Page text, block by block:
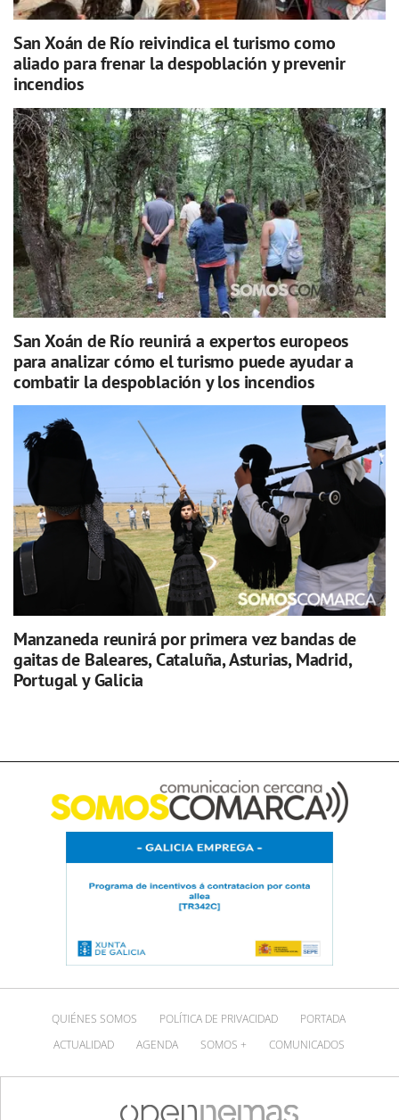
San Xoán de Río reivindica el turismo como
aliado para frenar la despoblación y prevenir
incendios
San Xoán de Río reunirá a expertos europeos
para analizar cómo el turismo puede ayudar a
combatir la despoblación y los incendios
Manzaneda reunirá por primera vez bandas de
gaitas de Baleares, Cataluña, Asturias, Madrid,
Portugal y Galicia
QUIÉNES SOMOS POLÍTICA DE PRIVACIDAD
PORTADA
ACTUALIDAD
AGENDA SOMOS + COMUNICADOS